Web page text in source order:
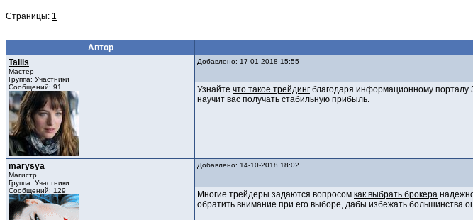
Страницы: 1
Автор
Tallis
Мастер
Группа: Участники
Сообщений: 91
Добавлено: 17-01-2018 15:55
Узнайте что такое трейдинг благодаря информационному порталу
научит вас получать стабильную прибыль.
marysya
Магистр
Группа: Участники
Сообщений: 129
Добавлено: 14-10-2018 18:02
Многие трейдеры задаются вопросом как выбрать брокера
обратить внимание при его выборе, дабы избежать большинства